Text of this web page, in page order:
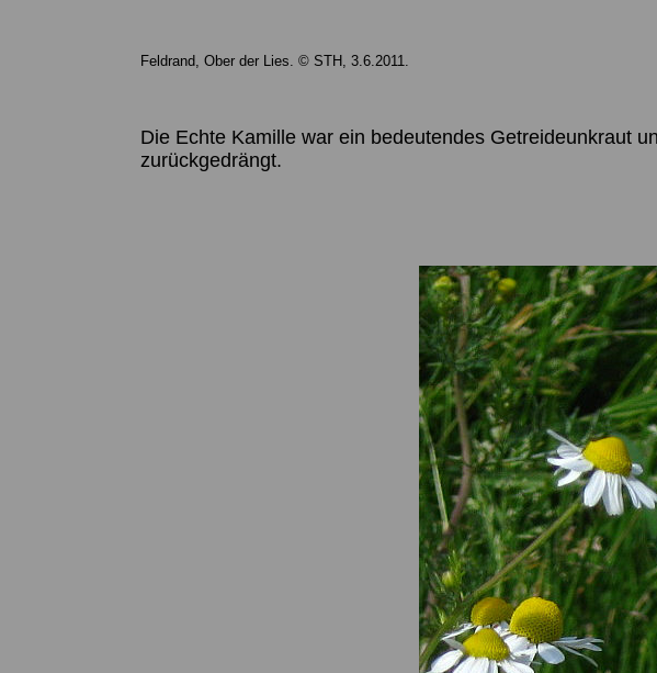
Feldrand, Ober der Lies. © STH, 3.6.2011.
Die Echte Kamille war ein bedeutendes Getreideunkraut
zurückgedrängt.